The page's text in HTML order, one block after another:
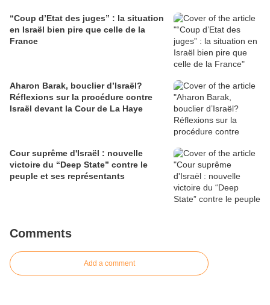
“Coup d’Etat des juges” : la situation
en Israël bien pire que celle de la
France
Aharon Barak, bouclier d’Israël?
Réflexions sur la procédure contre
Israël devant la Cour de La Haye
Cour suprême d'Israël : nouvelle
victoire du “Deep State” contre le
peuple et ses représentants
Comments
Add a comment